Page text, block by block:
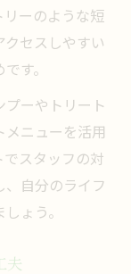
ーのような短
セスしやすい
す。
ーやトリート
メニューを活用
スタッフの対
自分のライフ
ょう。
夫